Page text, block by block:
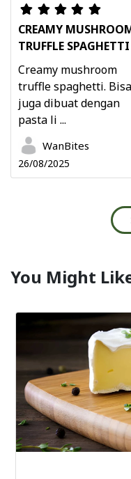
CREAMY
TRUFFLE SPAGHETTI
Creamy mushroom
truffle spaghetti. Bisa
juga dibuat dengan
pasta li ...
WanBites
26/08/2025
You Might